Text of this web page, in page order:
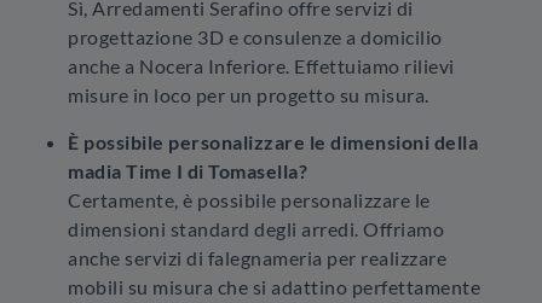
Sì, Arredamenti Serafino offre servizi di
progettazione 3D e consulenze a domicilio
anche a Nocera Inferiore. Effettuiamo rilievi
misure in loco per un progetto su misura.
È possibile personalizzare le dimensioni della
madia Time I di Tomasella?
Certamente, è possibile personalizzare le
dimensioni standard degli arredi. Offriamo
anche servizi di falegnameria per realizzare
mobili su misura che si adattino perfettamente